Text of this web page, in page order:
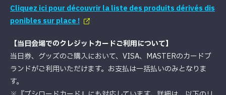
Cliquez ici pour découvrir la liste des produits dérivés dis
ponibles sur place !
【当日会場でのクレジットカードご利用について】
当日券、グッズのご購入において、VISA、MASTERのカードブ
ランドがご利用いただけます。お支払は一括払いのみとなりま
す。